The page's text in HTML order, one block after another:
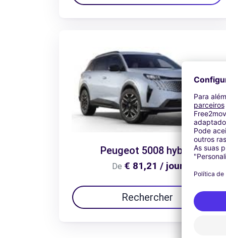
Peugeot 5008 hybrid
De € 81,21 / jour
Rechercher